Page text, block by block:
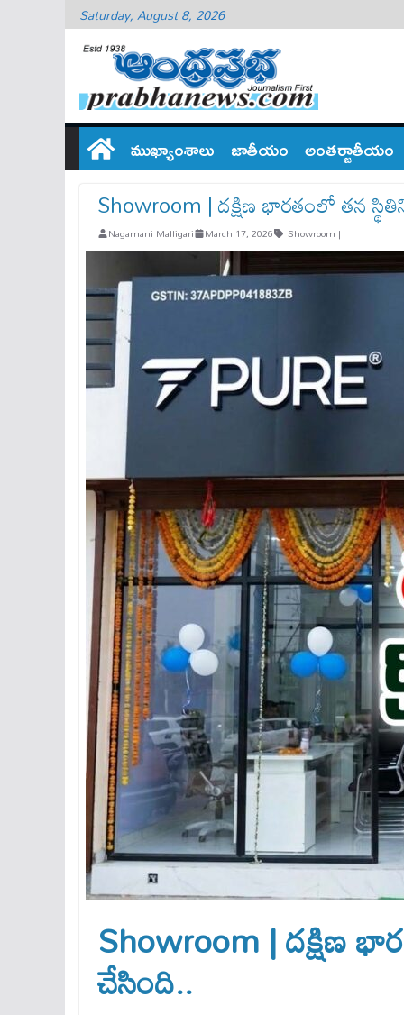
Saturday, August 8, 2026
ముఖ్యాంశాలు జాతీయం అంతర్జాతీయం
Showroom | దక్షిణ భారతంలో తన
Nagamani Malligari March 17, 2026 Showroom |
Showroom | దక్షిణ
చేసింది..